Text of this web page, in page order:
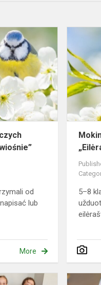
twórczych
uczniów
„Wiersz
o
wiośnie”
od
lub
More
5–8
Mažieji